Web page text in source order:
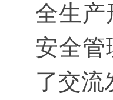
全生产
安全管
了交流